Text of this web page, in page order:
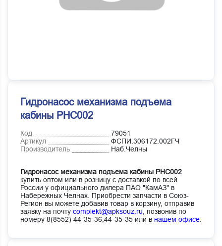
Гидронасос механизма подъема
кабины PHC002
Код
79051
Артикул
ФСПИ.306172.002ГЧ
Производитель
Наб.Челны
Гидронасос механизма подъема кабины PHC002
купить оптом или в розницу с доставкой по всей
России у официального дилера ПАО "КамАЗ" в
Набережных Челнах. Приобрести запчасти в Союз-
Регион вы можете добавив товар в корзину, отправив
заявку на почту complekt@apksouz.ru,
позвонив по
номеру 8(8552) 44-35-36,44-35-35 или в нашем офисе